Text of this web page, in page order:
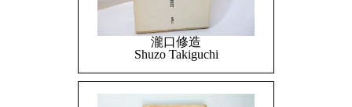
瀧口修造
Shuzo Takiguchi